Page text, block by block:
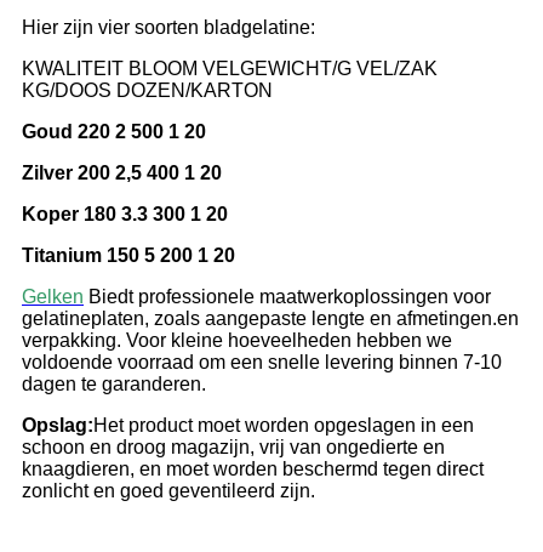
Hier zijn vier soorten bladgelatine:
KWALITEIT BLOOM VELGEWICHT/G VEL/ZAK
KG/DOOS DOZEN/KARTON
Goud 220 2 500 1 20
Zilver 200 2,5 400 1 20
Koper 180 3.3 300 1 20
Titanium 150 5 200 1 20
Gelken Biedt professionele maatwerkoplossingen voor
gelatineplaten, zoals aangepaste lengte en afmetingen.en
verpakking. Voor kleine hoeveelheden hebben we
voldoende voorraad om een ​​snelle levering binnen 7-10
dagen te garanderen.
Opslag:Het product moet worden opgeslagen in een
schoon en droog magazijn, vrij van ongedierte en
knaagdieren, en moet worden beschermd tegen direct
zonlicht en goed geventileerd zijn.